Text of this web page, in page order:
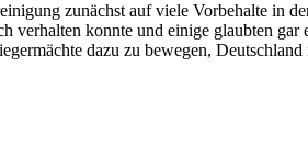
zunächst auf viele Vorbehalte in
verhalten konnte und einige glaubten
dazu zu bewegen,